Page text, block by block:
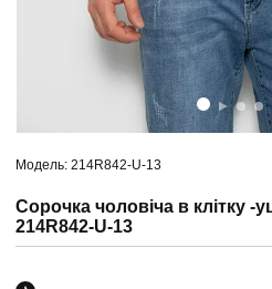
Модель: 214R842-U-13
Сорочка чоловіча в клітку -
214R842-U-13